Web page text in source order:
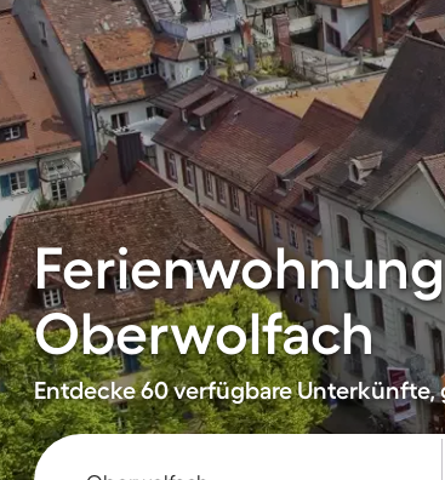
Oberwolfach
Entdecke 60 verfügbare